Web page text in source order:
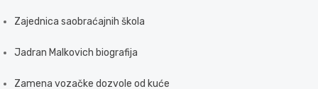
Zajednica saobraćajnih škola
Jadran Malkovich biografija
Zamena vozačke dozvole od kuće